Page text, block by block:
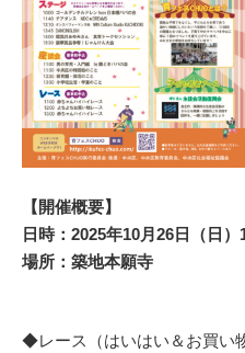
【開催概要】
日時：2025年10月26日（日
場所：築地本願寺
◆レース（はいはい＆お買い